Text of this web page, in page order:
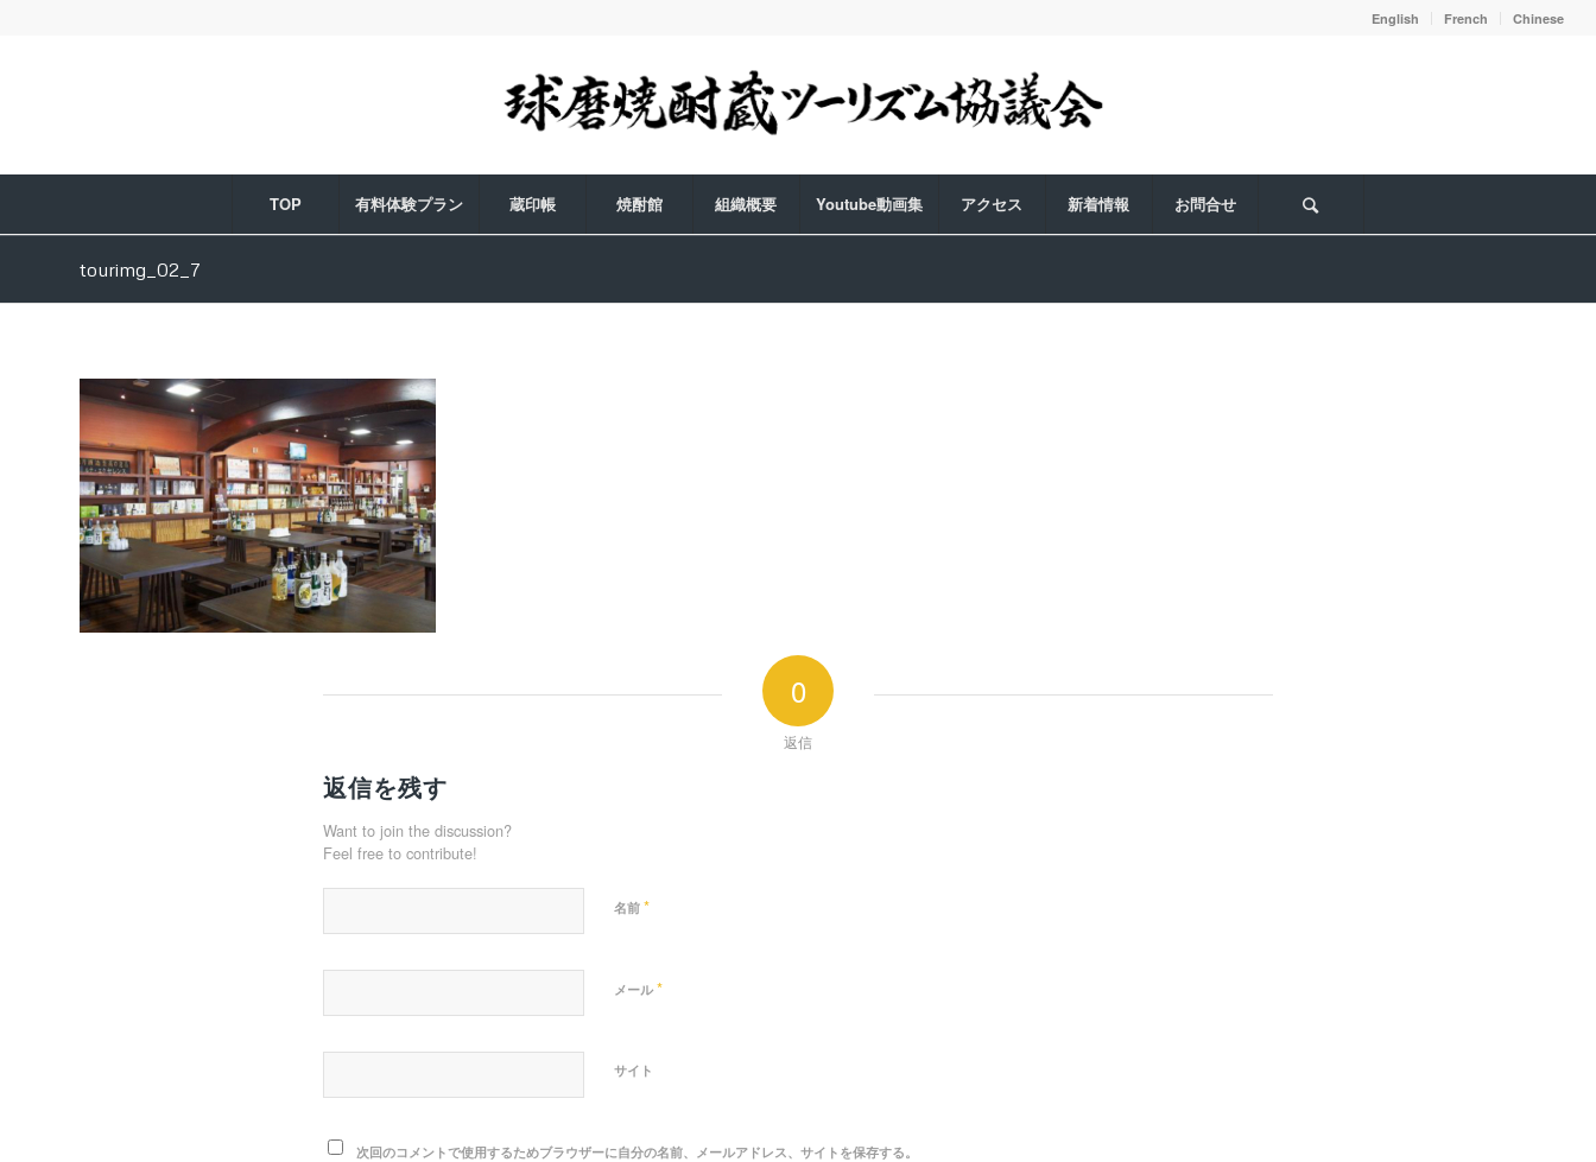
English French Chinese
TOP 有料体験プラン 蔵印帳 焼酎館 組織概要 Youtube動画集 アクセス 新着情報 お問合せ
tourimg_02_7
0
返信
返信を残す
Want to join the discussion?
Feel free to contribute!
名前 *
メール *
サイト
次回のコメントで使用するためブラウザーに自分の名前、メールアドレス、サイトを保存する。